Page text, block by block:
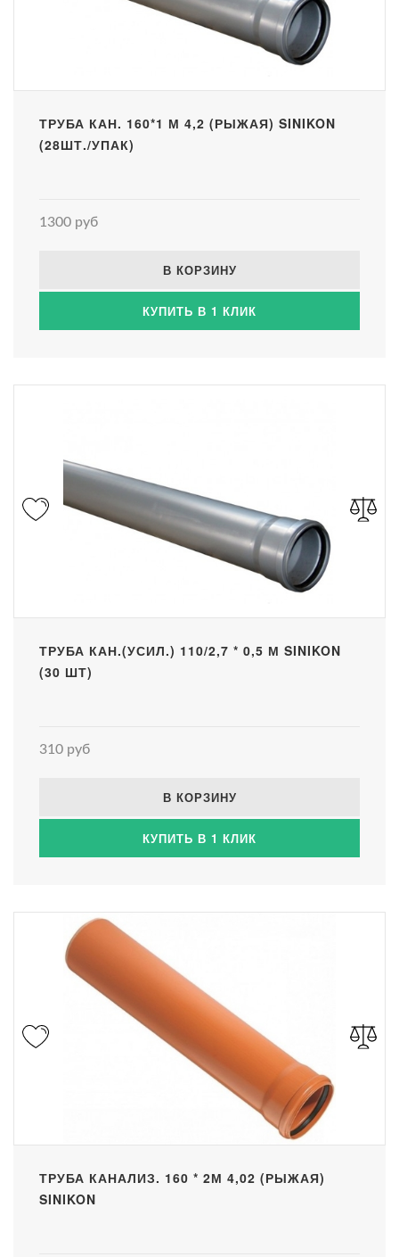
ТРУБА КАН. 160*1 М 4,2 (РЫЖАЯ) SINIKON
(28ШТ./УПАК)
1300 руб
В КОРЗИНУ
КУПИТЬ В 1 КЛИК
ТРУБА КАН.(УСИЛ.) 110/2,7 * 0,5 М SINIKON
(30 ШТ)
310 руб
В КОРЗИНУ
КУПИТЬ В 1 КЛИК
ТРУБА КАНАЛИЗ. 160 * 2М 4,02 (РЫЖАЯ)
SINIKON